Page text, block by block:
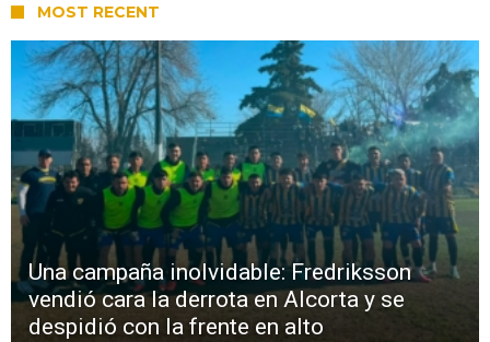
MOST RECENT
Una campaña inolvidable: Fredriksson
vendió cara la derrota en Alcorta y se
despidió con la frente en alto